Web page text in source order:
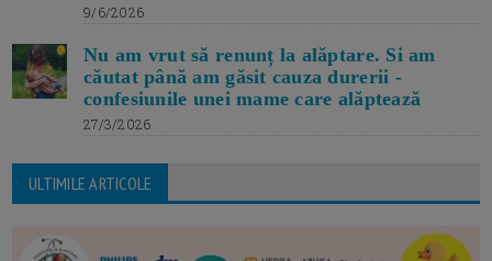
9/6/2026
Nu am vrut să renunț la alăptare. Si am
căutat până am găsit cauza durerii -
confesiunile unei mame care alăptează
27/3/2026
ULTIMILE ARTICOLE